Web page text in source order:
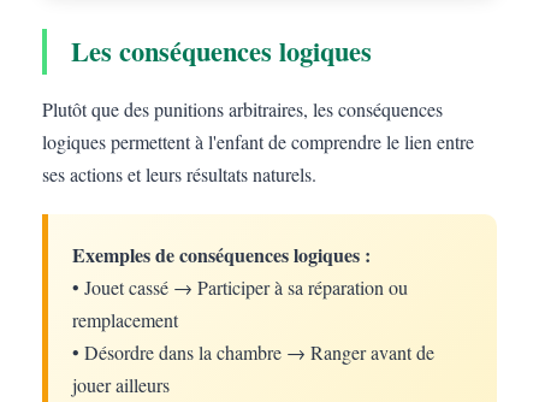
Les conséquences logiques
Plutôt que des punitions arbitraires, les conséquences
logiques permettent à l'enfant de comprendre le lien entre
ses actions et leurs résultats naturels.
Exemples de conséquences logiques :
• Jouet cassé → Participer à sa réparation ou
remplacement
• Désordre dans la chambre → Ranger avant de
jouer ailleurs